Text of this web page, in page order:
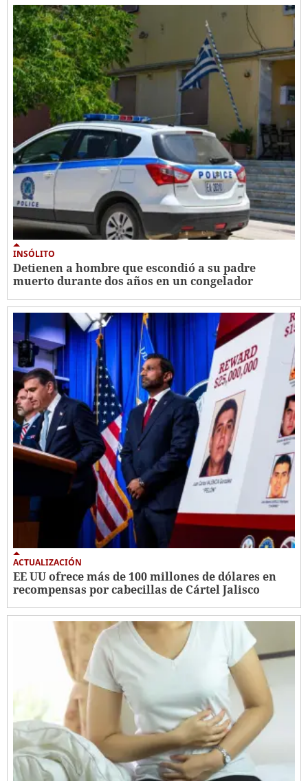
INSÓLITO
Detienen a hombre que escondió a su padre
muerto durante dos años en un congelador
ACTUALIZACIÓN
EE UU ofrece más de 100 millones de dólares en
recompensas por cabecillas de Cártel Jalisco